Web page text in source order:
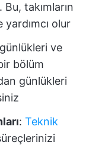
takımların
olur
ve
bölüm
günlükleri
: Teknik